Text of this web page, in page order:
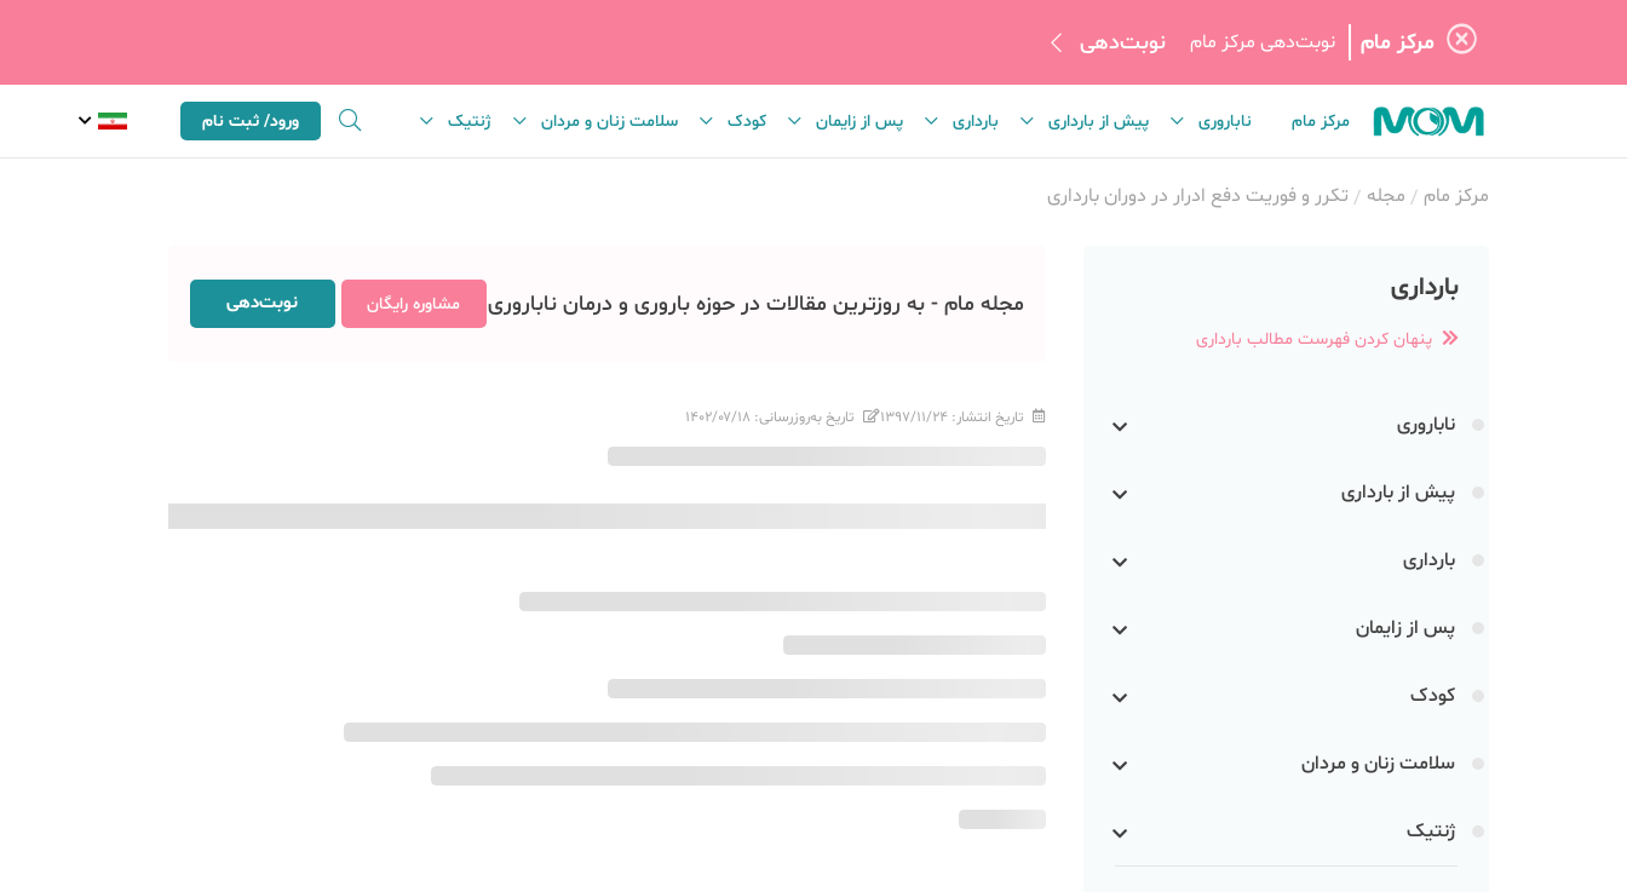
مرکز مام نوبت‌دهی مرکز مام نوبت‌دهی
مرکز مام ناباروری پیش از بارداری بارداری پس از زایمان کودک سلامت زنان و مردان ژنتیک ورود/ ثبت نام
مرکز مام مجله تکرر و فوریت دفع ادرار در دوران بارداری
بارداری
پنهان کردن فهرست مطالب بارداری
ناباروری
پیش از بارداری
بارداری
پس از زایمان
کودک
سلامت زنان و مردان
ژنتیک
مجله مام - به روزترین مقالات در حوزه باروری و درمان ناباروری مشاوره رایگان نوبت‌دهی
تاریخ انتشار: ۱۳۹۷/۱۱/۲۴ تاریخ به‌روزرسانی: ۱۴۰۲/۰۷/۱۸